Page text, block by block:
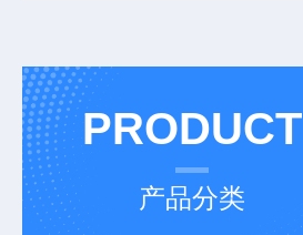
PRODUCT
产品分类